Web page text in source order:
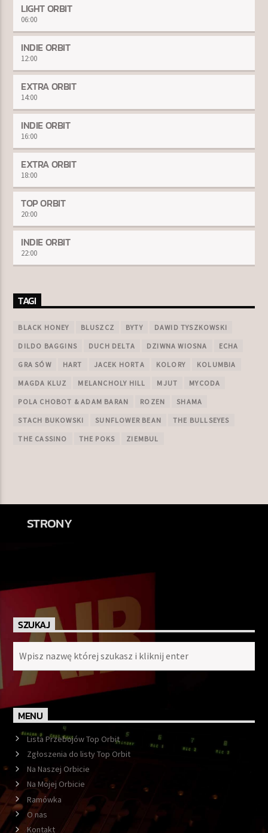
LIGHT ORBIT
06:00
INDIE ORBIT
12:00
EXTRA ORBIT
14:00
INDIE ORBIT
16:00
EXTRA ORBIT
18:00
TOP ORBIT
20:00
INDIE ORBIT
22:00
TAGI
BLACK HONEY BLUSZCZ BYTY DAWID TYSZKOWSKI
DILDO BAGGINS DUCH DELTA DZIWNA WIOSNA ECHA
GRA SÓW HART JACEK HORTA KOLORY KOLUMBIA
MAGDA KLUZ MELANCHOLY HILL MJUT MYCODA
POLA CHOBOT & ADAM BARAN ROZEN SHAMA
STACH BUKOWSKI SUNFLOWER BEAN THE BULLSEYES
THE CASSINO THE POKS ZIEMBUL
STRONY
SZUKAJ
MENU
Lista Przebojów Top Orbit
Zgłoszenia do listy Top Orbit
Na Naszej Orbicie
Na Mojej Orbicie
Ramówka
O nas
Kontakt